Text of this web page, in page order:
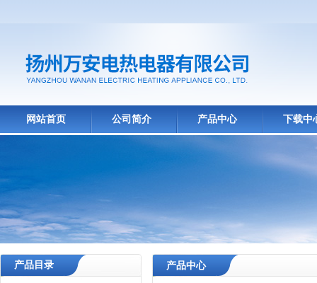
网站首页 公司简介 产品中心 下载中
产品目录 产品中心